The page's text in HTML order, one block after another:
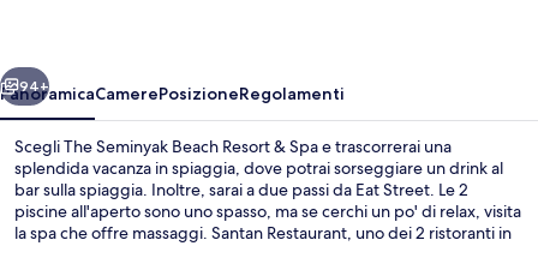
Spa
Avanti
94+
PanoramicaCamerePosizioneRegolamenti
Scegli The Seminyak Beach Resort & Spa e trascorrerai una
splendida vacanza in spiaggia, dove potrai sorseggiare un drink al
bar sulla spiaggia. Inoltre, sarai a due passi da Eat Street. Le 2
piscine all'aperto sono uno spasso, ma se cerchi un po' di relax, visita
la spa che offre massaggi. Santan Restaurant, uno dei 2 ristoranti in